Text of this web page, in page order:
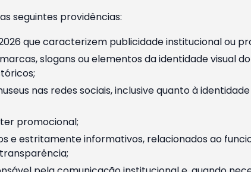
seguintes providências:
que caracterizem publicidade institucional ou
slogans ou elementos da identidade visual
nas redes sociais, inclusive quanto à
promocional;
e estritamente informativos, relacionados ao